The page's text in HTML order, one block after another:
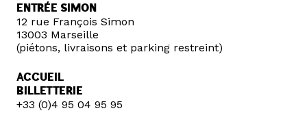
ENTRÉE SIMON
12 rue François Simon
13003 Marseille
(piétons, livraisons et parking restreint)
ACCUEIL
BILLETTERIE
+33 (0)4 95 04 95 95